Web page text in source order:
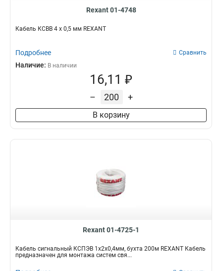
Rexant 01-4748
Кабель КСВВ 4 х 0,5 мм REXANT
Подробнее Сравнить
Наличие: В наличии
16,11 ₽
– +
В корзину
Rexant 01-4725-1
Кабель сигнальный КСПЭВ 1х2х0,4мм, бухта 200м REXANT Кабель
предназначен для монтажа систем свя...